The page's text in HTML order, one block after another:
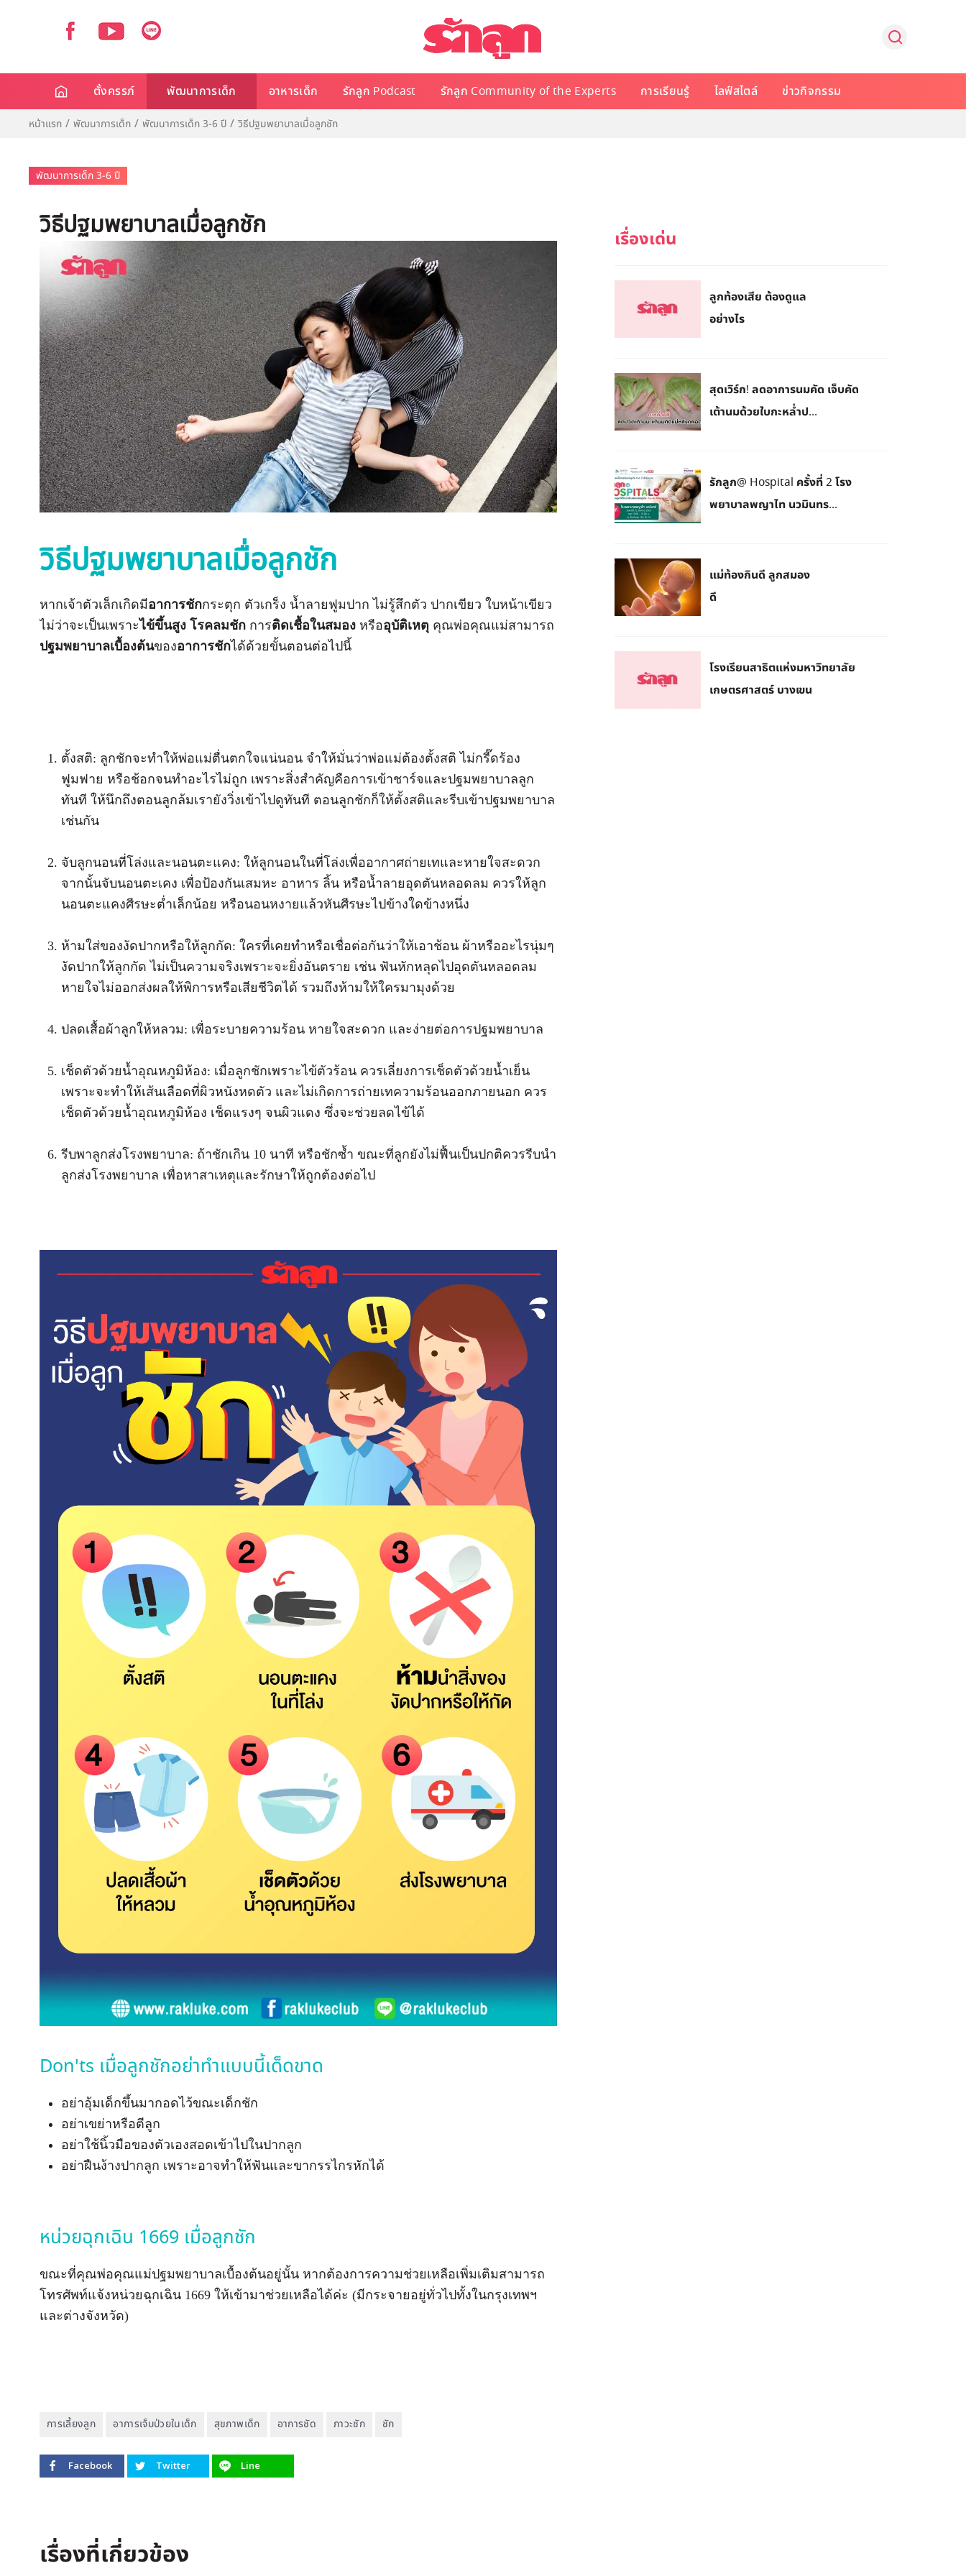
ตั้งครรภ์ พัฒนาการเด็ก อาหารเด็ก รักลูก Podcast รักลูก Community of the Experts การเรียนรู้ ไลฟ์สไตล์ ข่าวกิจกรรม
หน้าแรก พัฒนาการเด็ก พัฒนาการเด็ก 3-6 ปี วิธีปฐมพยาบาลเมื่อลูกชัก
พัฒนาการเด็ก 3-6 ปี
วิธีปฐมพยาบาลเมื่อลูกชัก
วิธีปฐมพยาบาลเมื่อลูกชัก
หากเจ้าตัวเล็กเกิดมีอาการชักกระตุก ตัวเกร็ง น้ำลายฟูมปาก ไม่รู้สึกตัว ปากเขียว ใบหน้าเขียว
ไม่ว่าจะเป็นเพราะไข้ขึ้นสูง โรคลมชัก การติดเชื้อในสมอง หรืออุบัติเหตุ คุณพ่อคุณแม่สามารถ
ปฐมพยาบาลเบื้องต้นของอาการชักได้ด้วยขั้นตอนต่อไปนี้
ตั้งสติ: ลูกชักจะทำให้พ่อแม่ตื่นตกใจแน่นอน จำให้มั่นว่าพ่อแม่ต้องตั้งสติ ไม่กรี๊ดร้อง
ฟูมฟาย หรือช้อกจนทำอะไรไม่ถูก เพราะสิ่งสำคัญคือการเข้าชาร์จและปฐมพยาบาลลูก
ทันที ให้นึกถึงตอนลูกล้มเรายังวิ่งเข้าไปดูทันที ตอนลูกชักก็ให้ตั้งสติและรีบเข้าปฐมพยาบาล
เช่นกัน
จับลูกนอนที่โล่งและนอนตะแคง: ให้ลูกนอนในที่โล่งเพื่ออากาศถ่ายเทและหายใจสะดวก
จากนั้นจับนอนตะเคง เพื่อป้องกันเสมหะ อาหาร ลิ้น หรือน้ำลายอุดตันหลอดลม ควรให้ลูก
นอนตะแคงศีรษะต่ำเล็กน้อย หรือนอนหงายแล้วหันศีรษะไปข้างใดข้างหนึ่ง
ห้ามใส่ของงัดปากหรือให้ลูกกัด: ใครที่เคยทำหรือเชื่อต่อกันว่าให้เอาช้อน ผ้าหรืออะไรนุ่มๆ
งัดปากให้ลูกกัด ไม่เป็นความจริงเพราะจะยิ่งอันตราย เช่น ฟันหักหลุดไปอุดตันหลอดลม
หายใจไม่ออกส่งผลให้พิการหรือเสียชีวิตได้ รวมถึงห้ามให้ใครมามุงด้วย
ปลดเสื้อผ้าลูกให้หลวม: เพื่อระบายความร้อน หายใจสะดวก และง่ายต่อการปฐมพยาบาล
เช็ดตัวด้วยน้ำอุณหภูมิห้อง: เมื่อลูกชักเพราะไข้ตัวร้อน ควรเลี่ยงการเช็ดตัวด้วยน้ำเย็น
เพราะจะทำให้เส้นเลือดที่ผิวหนังหดตัว และไม่เกิดการถ่ายเทความร้อนออกภายนอก ควร
เช็ดตัวด้วยน้ำอุณหภูมิห้อง เช็ดแรงๆ จนผิวแดง ซึ่งจะช่วยลดไข้ได้
รีบพาลูกส่งโรงพยาบาล: ถ้าชักเกิน 10 นาที หรือชักซ้ำ ขณะที่ลูกยังไม่ฟื้นเป็นปกติควรรีบนำ
ลูกส่งโรงพยาบาล เพื่อหาสาเหตุและรักษาให้ถูกต้องต่อไป
Don'ts เมื่อลูกชักอย่าทำแบบนี้เด็ดขาด
อย่าอุ้มเด็กขึ้นมากอดไว้ขณะเด็กชัก
อย่าเขย่าหรือตีลูก
อย่าใช้นิ้วมือของตัวเองสอดเข้าไปในปากลูก
อย่าฝืนง้างปากลูก เพราะอาจทำให้ฟันและขากรรไกรหักได้
หน่วยฉุกเฉิน 1669 เมื่อลูกชัก
ขณะที่คุณพ่อคุณแม่ปฐมพยาบาลเบื้องต้นอยู่นั้น หากต้องการความช่วยเหลือเพิ่มเติมสามารถ
โทรศัพท์แจ้งหน่วยฉุกเฉิน 1669 ให้เข้ามาช่วยเหลือได้ค่ะ (มีกระจายอยู่ทั่วไปทั้งในกรุงเทพฯ
และต่างจังหวัด)
การเลี้ยงลูก อาการเจ็บป่วยในเด็ก สุขภาพเด็ก อาการชัด ภาวะชัก ชัก
Facebook Twitter Line
ลูกท้องเสีย ต้องดูแล
อย่างไร
สุดเวิร์ก! ลดอาการนมคัด เจ็บคัด
เต้านมด้วยใบกะหล่ำป...
รักลูก@ Hospital ครั้งที่ 2 โรง
พยาบาลพญาไท นวมินทร...
แม่ท้องกินดี ลูกสมอง
ดี
โรงเรียนสาธิตแห่งมหาวิทยาลัย
เกษตรศาสตร์ บางเขน